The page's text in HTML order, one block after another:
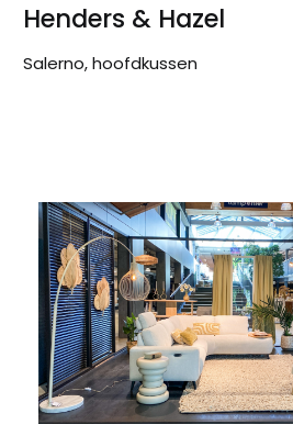
Henders & Hazel
Salerno, hoofdkussen